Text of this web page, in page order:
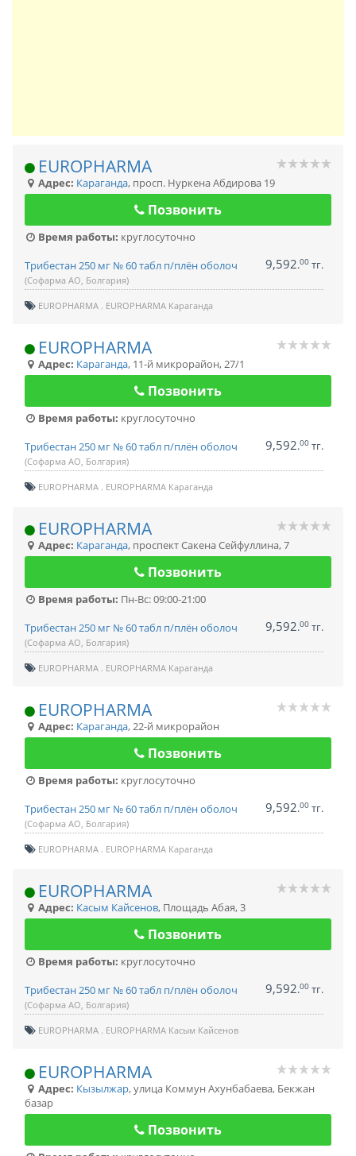
EUROPHARMA
Адрес: Караганда, просп. Нуркена Абдирова 19
Позвонить
Время работы: круглосуточно
Трибестан 250 мг № 60 табл п/плён оболоч
(Софарма АО, Болгария)
9,592.00 тг.
EUROPHARMA EUROPHARMA Караганда
EUROPHARMA
Адрес: Караганда, 11-й микрорайон, 27/1
Позвонить
Время работы: круглосуточно
Трибестан 250 мг № 60 табл п/плён оболоч
(Софарма АО, Болгария)
9,592.00 тг.
EUROPHARMA EUROPHARMA Караганда
EUROPHARMA
Адрес: Караганда, проспект Сакена Сейфуллина, 7
Позвонить
Время работы: Пн-Вс: 09:00-21:00
Трибестан 250 мг № 60 табл п/плён оболоч
(Софарма АО, Болгария)
9,592.00 тг.
EUROPHARMA EUROPHARMA Караганда
EUROPHARMA
Адрес: Караганда,22-й микрорайон
Позвонить
Время работы: круглосуточно
Трибестан 250 мг № 60 табл п/плён оболоч
(Софарма АО, Болгария)
9,592.00 тг.
EUROPHARMA EUROPHARMA Караганда
EUROPHARMA
Адрес: Касым Кайсенов, Площадь Абая, 3
Позвонить
Время работы: круглосуточно
Трибестан 250 мг № 60 табл п/плён оболоч
(Софарма АО, Болгария)
9,592.00 тг.
EUROPHARMA EUROPHARMA Касым Кайсенов
EUROPHARMA
Адрес: Кызылжар,улица Коммун Ахунбабаева, Бекжан
базар
Позвонить